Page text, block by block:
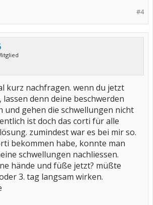
#4
kurz nachfragen. wenn du jetzt
denn deine beschwerden
und gehen die schwellungen nicht
ist doch das corti für alle
zumindest war es bei mir so.
bekommen habe, konnte man
schwellungen nachliessen.
hände und füße jetzt? müßte
3. tag langsam wirken.